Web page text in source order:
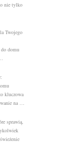
nie tylko
Twojego
domu
kluczowa
na …
sprawią,